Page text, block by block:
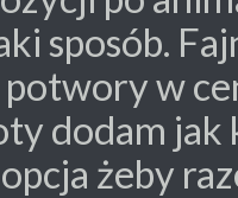
sposób.
potwory w
dodam
żeby